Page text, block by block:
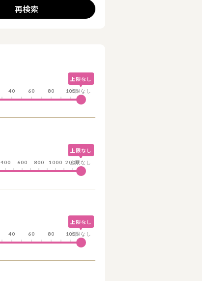
再検索
上限なし
40 60 80 100
上限なし
上限なし
400 600 800 1000 2000
上限なし
上限なし
40 60 80 100
上限なし